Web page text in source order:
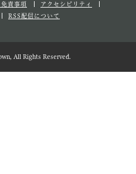
責事項
アクセシビリティ
RSS配信について
All Rights Reserved.